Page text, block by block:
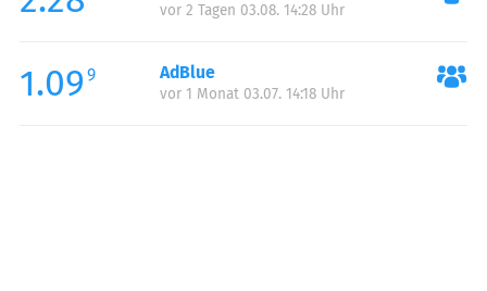
vor 2 Tagen 03.08. 14:28 Uhr
1.09 9 AdBlue
vor 1 Monat 03.07. 14:18 Uhr